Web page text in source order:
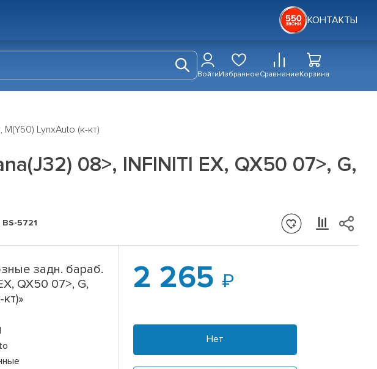
КОНТАКТЫ
ВойтиИзбранноеСравнениеКорзина
LynxAuto (к-кт)
08>, INFINITI EX, QX50 07>, G,
BS-5721
задн. бараб.
QX50 07>, G,
2 265
Нет